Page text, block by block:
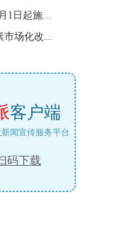
1日起施...
场化改...
客户端
闻宣传服务平台
码下载